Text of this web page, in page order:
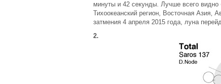
минуты и 42 секунды. Лучше всего видно
Тихоокеанский регион, Восточная Азия,
затмения 4 апреля 2015 года, луна
2.